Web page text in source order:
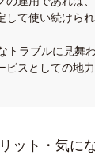
して使い続けら
トラブルに見舞
ビスとしての地
ット・気に